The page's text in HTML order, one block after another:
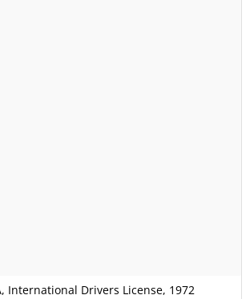
International Drivers License, 1972